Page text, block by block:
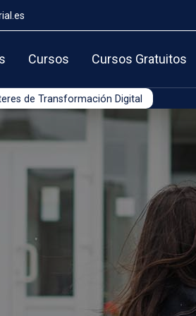
Cursos Cursos Gratuitos
de Transformación Digital